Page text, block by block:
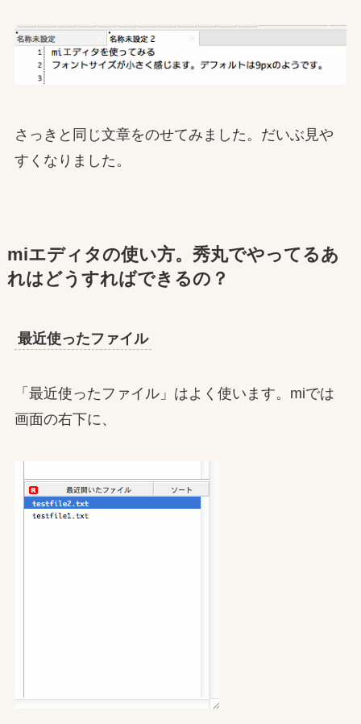
さっきと同じ文章をのせてみました。だいぶ見や
すくなりました。
miエディタの使い方。秀丸でやってるあ
れはどうすればできるの？
最近使ったファイル
「最近使ったファイル」はよく使います。miでは
画面の右下に、